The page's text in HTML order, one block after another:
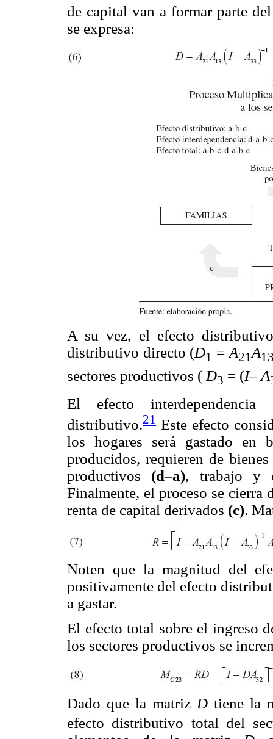
de capital van a formar parte
se expresa:
A su vez, el efecto
distributivo directo (D1 = A21A
sectores productivos ( D3 = (I– A
El efecto
distributivo.21 Este efecto
los hogares será gastado en
producidos, requieren de
productivos (d–a), trabajo y
Finalmente, el proceso se cierra
renta de capital derivados (c).
Noten que la magnitud del
positivamente del efecto
a gastar.
El efecto total sobre el ingreso
los sectores productivos se
Dado que la matriz D tiene la
efecto distributivo total del